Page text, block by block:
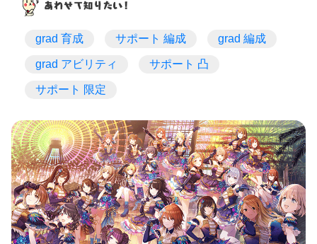
grad 育成 サポート 編成 grad 編成
grad アビリティ サポート 凸
サポート 限定